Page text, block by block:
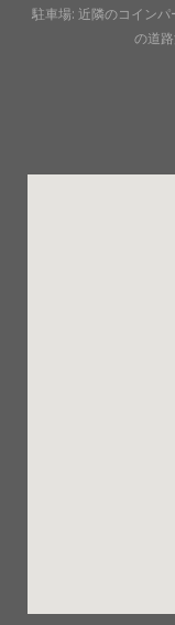
駐車場: 近隣のコイン
の道